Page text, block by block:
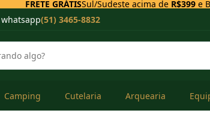
FRETE GRÁTISSul/Sudeste acima de R$399e
(51) 3465-8832
Camping Cutelaria Arquearia